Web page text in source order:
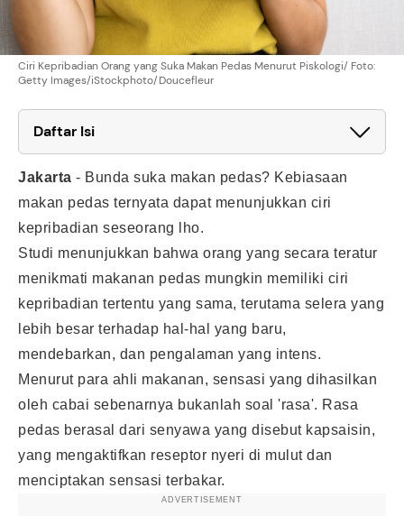
Ciri Kepribadian Orang yang Suka Makan Pedas Menurut Piskologi/ Foto:
Getty Images/iStockphoto/Doucefleur
Daftar Isi
Jakarta - Bunda suka makan pedas? Kebiasaan
makan pedas ternyata dapat menunjukkan ciri
kepribadian seseorang lho.
Studi menunjukkan bahwa orang yang secara teratur
menikmati makanan pedas mungkin memiliki ciri
kepribadian tertentu yang sama, terutama selera yang
lebih besar terhadap hal-hal yang baru,
mendebarkan, dan pengalaman yang intens.
Menurut para ahli makanan, sensasi yang dihasilkan
oleh cabai sebenarnya bukanlah soal 'rasa'. Rasa
pedas berasal dari senyawa yang disebut kapsaisin,
yang mengaktifkan reseptor nyeri di mulut dan
menciptakan sensasi terbakar.
ADVERTISEMENT